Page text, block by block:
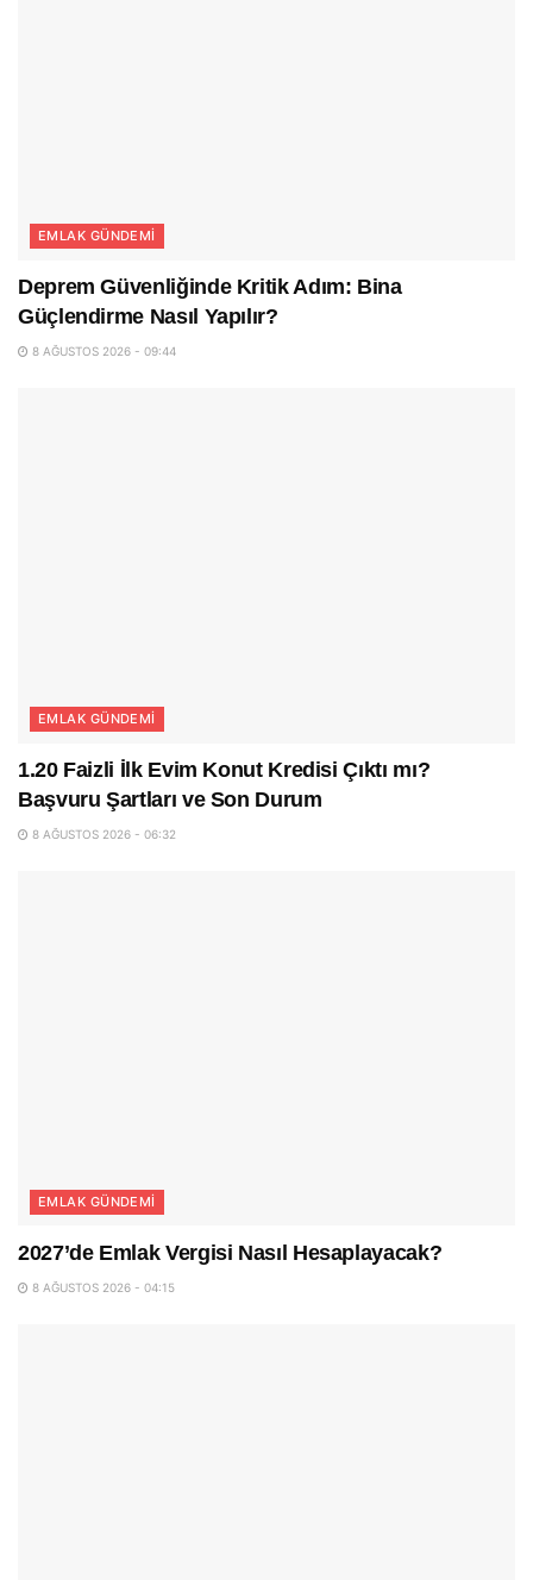
EMLAK GÜNDEMI
Deprem Güvenliğinde Kritik Adım: Bina
Güçlendirme Nasıl Yapılır?
8 AĞUSTOS 2026 - 09:44
EMLAK GÜNDEMI
1.20 Faizli İlk Evim Konut Kredisi Çıktı mı?
Başvuru Şartları ve Son Durum
8 AĞUSTOS 2026 - 06:32
EMLAK GÜNDEMI
2027’de Emlak Vergisi Nasıl Hesaplayacak?
8 AĞUSTOS 2026 - 04:15